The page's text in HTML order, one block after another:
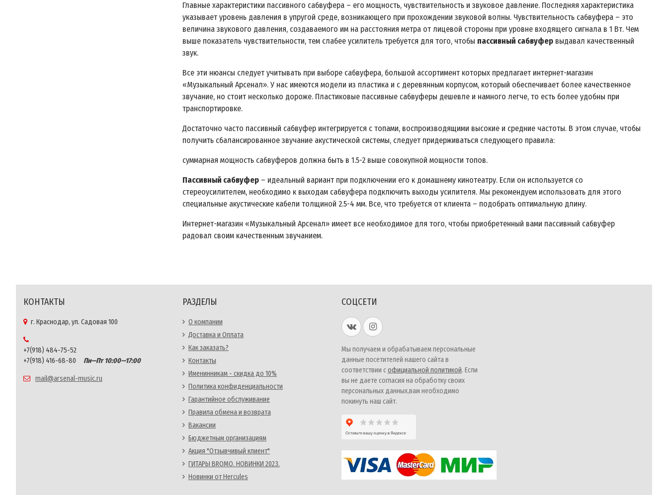
Главные характеристики пассивного сабвуфера – его мощность, чувствительность и звуковое давление. Последняя характеристика
указывает уровень давления в упругой среде, возникающего при прохождении звуковой волны. Чувствительность сабвуфера – это
величина звукового давления, создаваемого им на расстояния метра от лицевой стороны при уровне входящего сигнала в 1 Вт. Чем
выше показатель чувствительности, тем слабее усилитель требуется для того, чтобы пассивный сабвуфер выдавал качественный
звук.
Все эти нюансы следует учитывать при выборе сабвуфера, большой ассортимент которых предлагает интернет-магазин
«Музыкальный Арсенал». У нас имеются модели из пластика и с деревянным корпусом, который обеспечивает более качественное
звучание, но стоит несколько дороже. Пластиковые пассивные сабвуферы дешевле и намного легче, то есть более удобны при
транспортировке.
Достаточно часто пассивный сабвуфер интегрируется с топами, воспроизводящими высокие и средние частоты. В этом случае, чтобы
получить сбалансированное звучание акустической системы, следует придерживаться следующего правила:
суммарная мощность сабвуферов должна быть в 1.5-2 выше совокупной мощности топов.
Пассивный сабвуфер – идеальный вариант при подключении его к домашнему кинотеатру. Если он используется со
стереоусилителем, необходимо к выходам сабвуфера подключить выходы усилителя. Мы рекомендуем использовать для этого
специальные акустические кабели толщиной 2.5-4 мм. Все, что требуется от клиента – подобрать оптимальную длину.
Интернет-магазин «Музыкальный Арсенал» имеет все необходимое для того, чтобы приобретенный вами пассивный сабвуфер
радовал своим качественным звучанием.
КОНТАКТЫ
г. Краснодар, ул. Садовая 100
+7(918) 484-75-52
+7(918) 416-68-80
Пн—Пт 10:00—17:00
mail@arsenal-music.ru
РАЗДЕЛЫ
О компании
Доставка и Оплата
Как заказать?
Контакты
Именинникам - скидка до 10%
Политика конфиденциальности
Гарантийное обслуживание
Правила обмена и возврата
Вакансии
Бюджетным организациям
Акция "Отзывчивый клиент"
ГИТАРЫ BROMO. НОВИНКИ 2023.
Новинки от Hercules
СОЦСЕТИ
Мы получаем и обрабатываем персональные
данные посетителей нашего сайта в
соответствии софициальной политикой. Если
вы не даете согласия на обработку своих
персональных данных,вам необходимо
покинуть наш сайт.